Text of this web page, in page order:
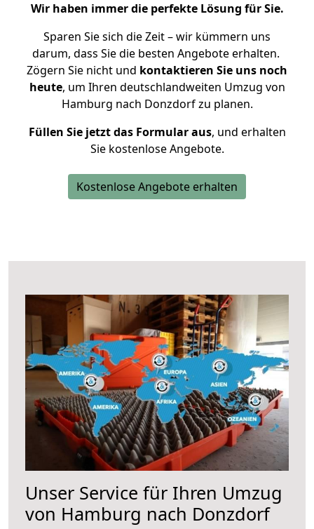
Wir haben immer die perfekte Lösung für Sie.
Sparen Sie sich die Zeit – wir kümmern uns
darum, dass Sie die besten Angebote erhalten.
Zögern Sie nicht und kontaktieren Sie uns noch
heute, um Ihren deutschlandweiten Umzug von
Hamburg nach Donzdorf zu planen.
Füllen Sie jetzt das Formular aus, und erhalten
Sie kostenlose Angebote.
Kostenlose Angebote erhalten
Unser Service für Ihren Umzug
von Hamburg nach Donzdorf